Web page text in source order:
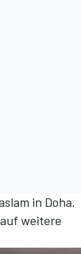
in Doha.
weitere